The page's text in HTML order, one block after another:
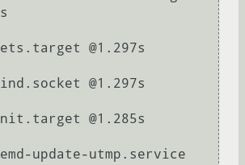
@1.297s
@1.297s
@1.285s
update-utmp.service